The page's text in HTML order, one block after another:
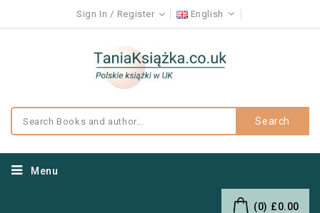
Sign In Register English
Search
Menu
(0) £0.00